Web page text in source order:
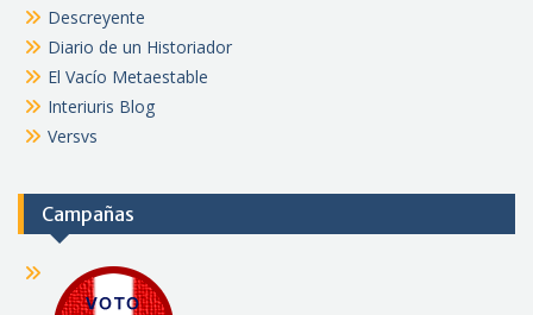
Descreyente
Diario de un Historiador
El Vacío Metaestable
Interiuris Blog
Versvs
Campañas